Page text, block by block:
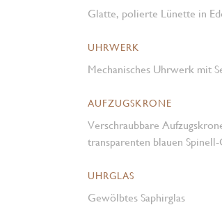
Glatte, polierte Lünette in
UHRWERK
Mechanisches Uhrwerk mit
AUFZUGSKRONE
Verschraubbare
transparenten blauen
UHRGLAS
Gewölbtes Saphirglas